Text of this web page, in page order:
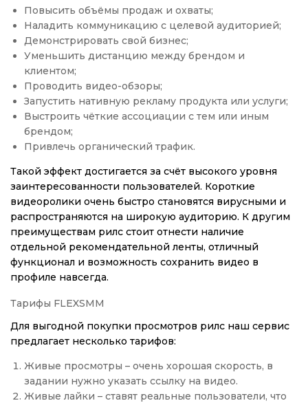
Повысить объёмы продаж и охваты;
Наладить коммуникацию с целевой аудиторией;
Демонстрировать свой бизнес;
Уменьшить дистанцию между брендом и
клиентом;
Проводить видео-обзоры;
Запустить нативную рекламу продукта или услуги;
Выстроить чёткие ассоциации с тем или иным
брендом;
Привлечь органический трафик.
Такой эффект достигается за счёт высокого уровня
заинтересованности пользователей. Короткие
видеоролики очень быстро становятся вирусными и
распространяются на широкую аудиторию. К другим
преимуществам рилс стоит отнести наличие
отдельной рекомендательной ленты, отличный
функционал и возможность сохранить видео в
профиле навсегда.
Тарифы FLEXSMM
Для выгодной покупки просмотров рилс наш сервис
предлагает несколько тарифов:
Живые просмотры – очень хорошая скорость, в
задании нужно указать ссылку на видео.
Живые лайки – ставят реальные пользователи, что